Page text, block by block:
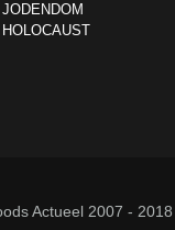
JODENDOM
HOLOCAUST
Actueel 2007 - 2018